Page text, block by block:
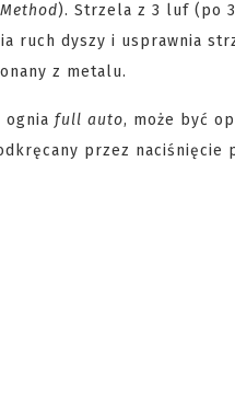
). Strzela z 3 luf (po
ruch dyszy i usprawnia
z metalu.
ognia full auto, może być
przez naciśnięcie